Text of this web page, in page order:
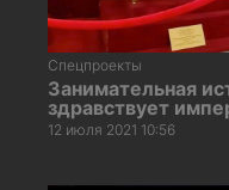
Спецпроекты
Занимательная
здравствует
12 июля 2021 10:56